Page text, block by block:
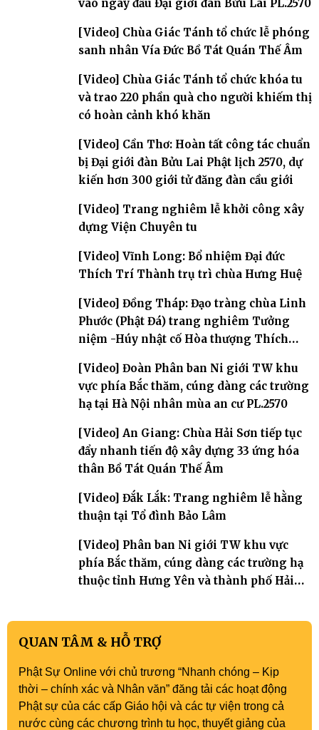
vào ngày đầu Đại giới đàn Bửu Lai PL.2570
[Video] Chùa Giác Tánh tổ chức lễ phóng
sanh nhân Vía Đức Bồ Tát Quán Thế Âm
[Video] Chùa Giác Tánh tổ chức khóa tu
và trao 220 phần quà cho người khiếm thị
có hoàn cảnh khó khăn
[Video] Cần Thơ: Hoàn tất công tác chuẩn
bị Đại giới đàn Bửu Lai Phật lịch 2570, dự
kiến hơn 300 giới tử đăng đàn cầu giới
[Video] Trang nghiêm lễ khởi công xây
dựng Viện Chuyên tu
[Video] Vĩnh Long: Bổ nhiệm Đại đức
Thích Trí Thành trụ trì chùa Hưng Huệ
[Video] Đồng Tháp: Đạo tràng chùa Linh
Phước (Phật Đá) trang nghiêm Tưởng
niệm -Húy nhật cố Hòa thượng Thích
[Video] Đoàn Phân ban Ni giới TW khu
vực phía Bắc thăm, cúng dàng các trường
hạ tại Hà Nội nhân mùa an cư PL.2570
[Video] An Giang: Chùa Hải Sơn tiếp tục
đẩy nhanh tiến độ xây dựng 33 ứng hóa
thân Bồ Tát Quán Thế Âm
[Video] Đắk Lắk: Trang nghiêm lễ hằng
thuận tại Tổ đình Bảo Lâm
[Video] Phân ban Ni giới TW khu vực
phía Bắc thăm, cúng dàng các trường hạ
thuộc tỉnh Hưng Yên và thành phố Hải
QUAN TÂM & HỖ TRỢ
Phật Sự Online với chủ trương “Nhanh chóng – Kịp
thời – chính xác và Nhân văn” đăng tải các hoạt động
Phật sự của các cấp Giáo hội và các tự viện trong cả
nước cùng các chương trình tu học, thuyết giảng của